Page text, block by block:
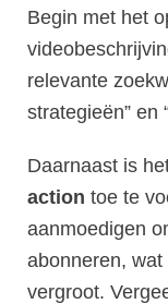
Begin met het
relevante
strategieën” en
Daarnaast is
action toe te
aanmoedigen
abonneren,
vergroot.